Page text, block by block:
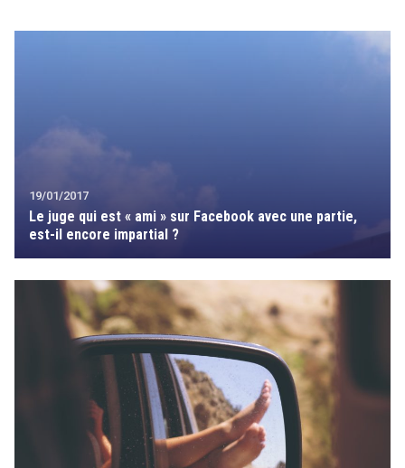
19/01/2017
Le juge qui est « ami » sur Facebook avec une partie,
est-il encore impartial ?